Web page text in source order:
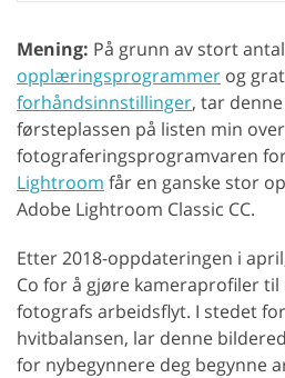
Mening: På grunn av stort
opplæringsprogrammer og
forhåndsinnstillinger, tar
førsteplassen på listen min
fotograferingsprogramvaren
Lightroom får en ganske stor
Adobe Lightroom Classic CC.
Etter 2018-oppdateringen i
Co for å gjøre kameraprofiler til
fotografs arbeidsflyt. I stedet
hvitbalansen, lar denne
for nybegynnere deg begynne